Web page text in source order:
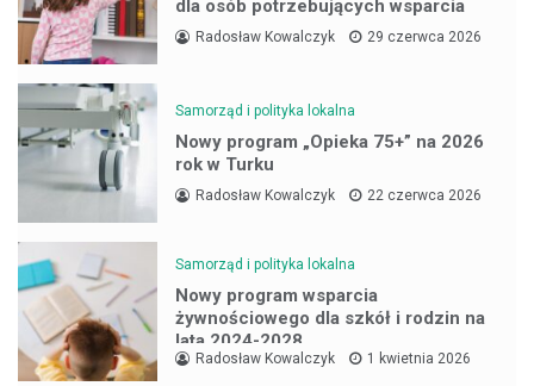
dla osób potrzebujących wsparcia
Radosław Kowalczyk 29 czerwca 2026
Samorząd i polityka lokalna
Nowy program „Opieka 75+” na 2026
rok w Turku
Radosław Kowalczyk 22 czerwca 2026
Samorząd i polityka lokalna
Nowy program wsparcia
żywnościowego dla szkół i rodzin na
lata 2024-2028
Radosław Kowalczyk 1 kwietnia 2026